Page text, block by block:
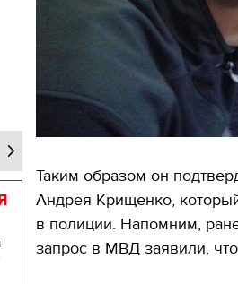
Таким образом он
Андрея Крищенко,
в полиции. Напомним,
запрос в МВД заявили,